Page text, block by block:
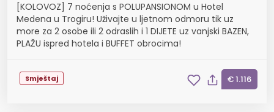
[KOLOVOZ] 7 noćenja s POLUPANSIONOM u Hotel
Medena u Trogiru! Uživajte u ljetnom odmoru tik uz
more za 2 osobe ili 2 odraslih i 1 DIJETE uz vanjski BAZEN,
PLAŽU ispred hotela i BUFFET obrocima!
Smještaj € 1.116